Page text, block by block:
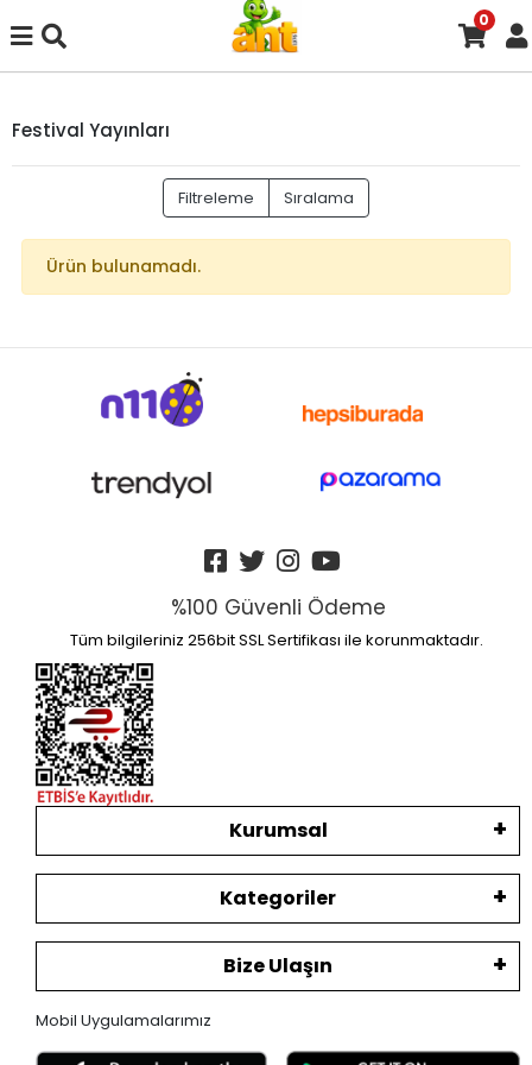
0
Festival Yayınları
Filtreleme Sıralama
Ürün bulunamadı.
%100 Güvenli Ödeme
Tüm bilgileriniz 256bit SSL Sertifikası ile korunmaktadır.
Kurumsal
Kategoriler
Bize Ulaşın
Mobil Uygulamalarımız